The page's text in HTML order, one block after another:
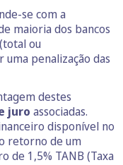
se com a
maioria dos bancos
ou
penalização das
destes
juro associadas.
disponível no
retorno de um
de 1,5% TANB (Taxa